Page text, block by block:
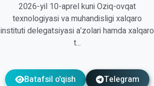
2026-yil 10-aprel kuni Oziq-ovqat
texnologiyasi va muhandisligi xalqaro
instituti delegatsiyasi a’zolari hamda xalqaro
t...
Batafsil o'qish Telegram